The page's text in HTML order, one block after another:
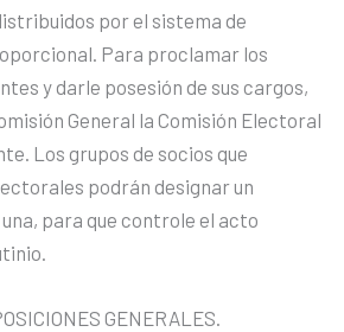
por el sistema de
Para proclamar los
y darle posesión de sus cargos,
General la Comisión Electoral
Los grupos de socios que
podrán designar un
para que controle el acto
GENERALES.